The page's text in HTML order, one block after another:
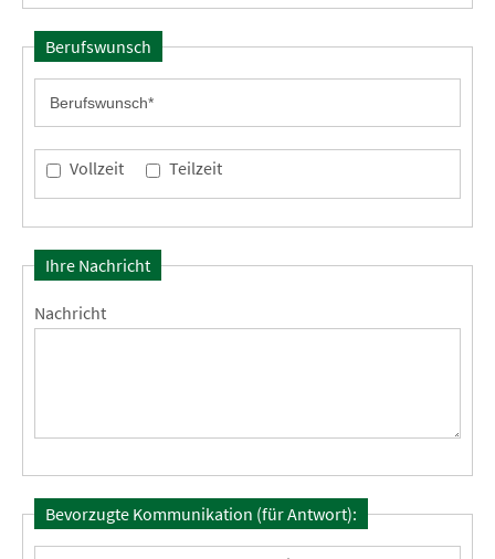
Berufswunsch
Vollzeit Teilzeit
Ihre Nachricht
Nachricht
Bevorzugte Kommunikation (für Antwort):